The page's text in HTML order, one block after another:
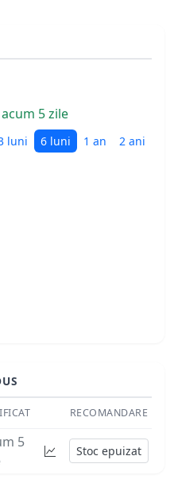
acum 5 zile
luni 6 luni 1 an 2 ani
RECOMANDARE
5
Stoc epuizat